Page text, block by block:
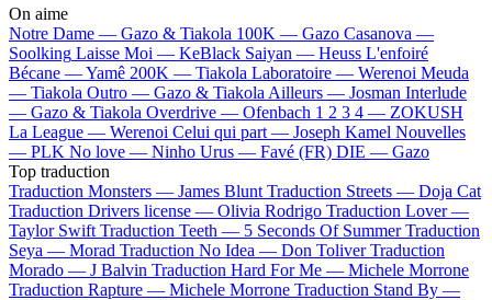
On aime
Notre Dame — Gazo & Tiakola 100K — Gazo Casanova —
Soolking Laisse Moi — KeBlack Saiyan — Heuss L'enfoiré
Bécane —Yamê 200K — Tiakola Laboratoire — Werenoi Meuda
— Tiakola Outro — Gazo & Tiakola Ailleurs — Josman Interlude
— Gazo & Tiakola Overdrive — Ofenbach 1 2 3 4 — ZOKUSH
La League — Werenoi Celui qui part — Joseph Kamel Nouvelles
— PLK No love — Ninho Urus — Favé (FR) DIE — Gazo
Top traduction
Traduction Monsters — James Blunt Traduction Streets — Doja Cat
Traduction Drivers license — Olivia Rodrigo Traduction Lover —
Taylor Swift Traduction Teeth — 5 Seconds Of Summer Traduction
Seya — Morad Traduction No Idea — Don Toliver Traduction
Morado — J Balvin Traduction Hard For Me — Michele Morrone
Traduction Rapture — Michele Morrone Traduction Stand By —